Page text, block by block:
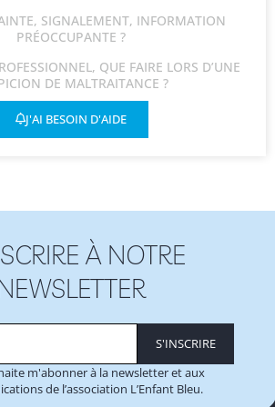
SIGNALEMENT, INFORMATION
PRÉOCCUPANTE ?
QUE FAIRE LORS D’UNE
DE MALTRAITANCE ?
J'AI BESOIN D'AIDE
À NOTRE
m'abonner à la newsletter et aux
de l’association L’Enfant Bleu.